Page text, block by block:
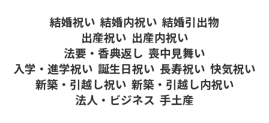
結婚祝い 結婚内祝い 結婚引出物
出産祝い 出産内祝い
法要・香典返し 喪中見舞い
入学・進学祝い 誕生日祝い 長寿祝い 快気祝い
新築・引越し祝い 新築・引越し内祝い
法人・ビジネス 手土産